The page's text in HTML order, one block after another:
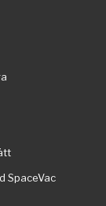
SpaceVac